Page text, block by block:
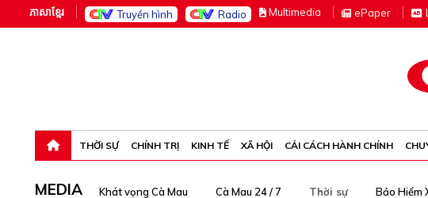
ភាសាខ្មែរ Truyền hình Radio Multimedia ePaper
THỜI SỰ CHÍNH TRỊ KINH TẾ XÃ HỘI CẢI CÁCH HÀNH CHÍNH
MEDIA Khát vọng Cà Mau Cà Mau 24 / 7 Thời sự Bảo Hiểm